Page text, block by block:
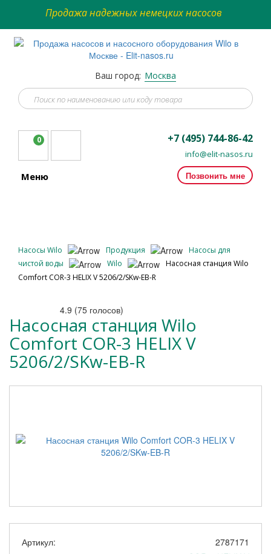
Продажа надежных немецких насосов
Ваш город: Москва
0 +7 (495) 744-86-42
info@elit-nasos.ru
Позвонить мне
Меню
Насосы Wilo Продукция
Насосы для
чистой воды
Wilo
Насосная станция Wilo
Comfort COR-3 HELIX V 5206/2/SKw-EB-R
4.9 (75 голосов)
Насосная станция Wilo
Comfort COR-3 HELIX V
5206/2/SKw-EB-R
Артикул:
2787171